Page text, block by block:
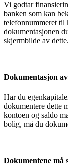
Vi godtar
banken som kan
telefonnummeret
dokumentasjonen
skjermbilde av dette.
Dokumentasjon
Har du
dokumentere dette
kontoen og saldo
bolig, må du
Dokumentene må